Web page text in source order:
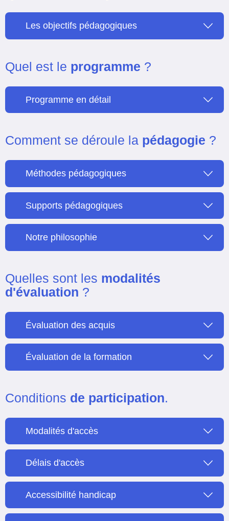
Les objectifs pédagogiques
Quel est le programme ?
Programme en détail
Comment se déroule la pédagogie ?
Méthodes pédagogiques
Supports pédagogiques
Notre philosophie
Quelles sont les modalités
d'évaluation ?
Évaluation des acquis
Évaluation de la formation
Conditions de participation.
Modalités d'accès
Délais d'accès
Accessibilité handicap